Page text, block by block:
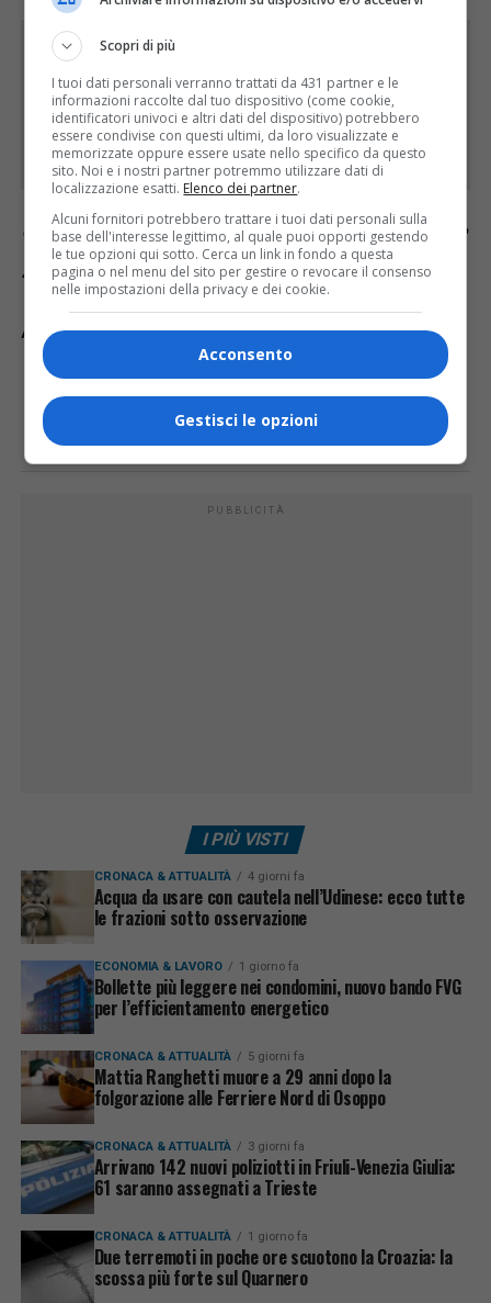
Rimani aggiornato seguendoci su Google
News!
SEGUICI
Continua a leggere le notizie diDiario FVG
segui la nostrapagina Facebook
ARGOMENTI CORRELATI: PERSONE SCOMPARSE UDINE
CLICCA PER COMMENTARE
PUBBLICITÀ
I PIÙ VISTI
CRONACA & ATTUALITÀ 4 giorni fa
Acqua da usare con cautela nell’Udinese: ecco tutte
le frazioni sotto osservazione
ECONOMIA & LAVORO 1 giorno fa
Bollette più leggere nei condomini, nuovo bando FVG
per l’efficientamento energetico
CRONACA & ATTUALITÀ 5 giorni fa
Mattia Ranghetti muore a 29 anni dopo la
folgorazione alle Ferriere Nord di Osoppo
CRONACA & ATTUALITÀ 3 giorni fa
Arrivano 142 nuovi poliziotti in Friuli-Venezia Giulia:
61 saranno assegnati a Trieste
CRONACA & ATTUALITÀ 1 giorno fa
Due terremoti in poche ore scuotono la Croazia: la
scossa più forte sul Quarnero
Scopri di più
I tuoi dati personali verranno trattati da 431 partner e le
informazioni raccolte dal tuo dispositivo (come cookie,
identificatori univoci e altri dati del dispositivo) potrebbero
essere condivise con questi ultimi, da loro visualizzate e
memorizzate oppure essere usate nello specifico da questo
sito. Noi e i nostri partner potremmo utilizzare dati di
localizzazione esatti. Elenco dei partner.
Alcuni fornitori potrebbero trattare i tuoi dati personali sulla
base dell'interesse legittimo, al quale puoi opporti gestendo
le tue opzioni qui sotto. Cerca un link in fondo a questa
pagina o nel menu del sito per gestire o revocare il consenso
nelle impostazioni della privacy e dei cookie.
Acconsento
Gestisci le opzioni